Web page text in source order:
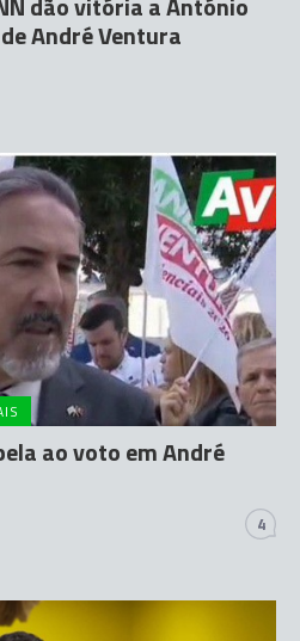
André Ventura
ao voto em André
4